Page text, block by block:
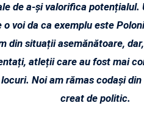
de a-și valorifica
voi da ca exemplu este
din situații asemănătoare,
atleții care au fost mai
Noi am rămas codași
creat de politic.